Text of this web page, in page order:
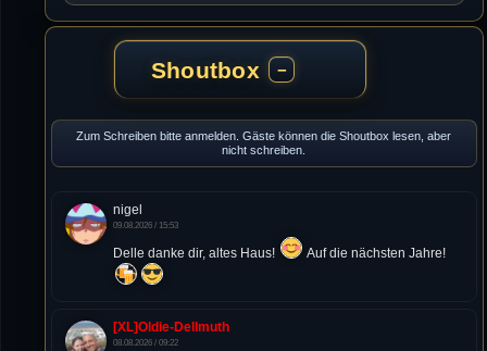
Shoutbox −
Zum Schreiben bitte anmelden. Gäste können die Shoutbox lesen, aber
nicht schreiben.
nigel
09.08.2026 / 15:53
Delle danke dir, altes Haus! Auf die nächsten Jahre!
[XL]Oldie-Dellmuth
08.08.2026 / 09:22